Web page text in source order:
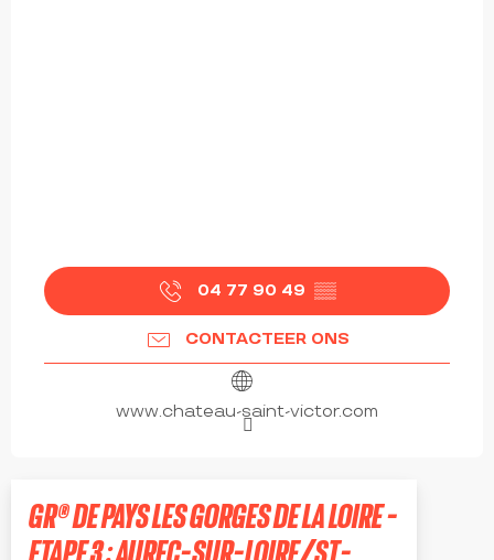
04 77 90 49 ▒▒
CONTACTEER ONS
www.chateau-saint-victor.com
GR® DE PAYS LES GORGES DE LA LOIRE -
ETAPE 3 : AUREC-SUR-LOIRE/ST-